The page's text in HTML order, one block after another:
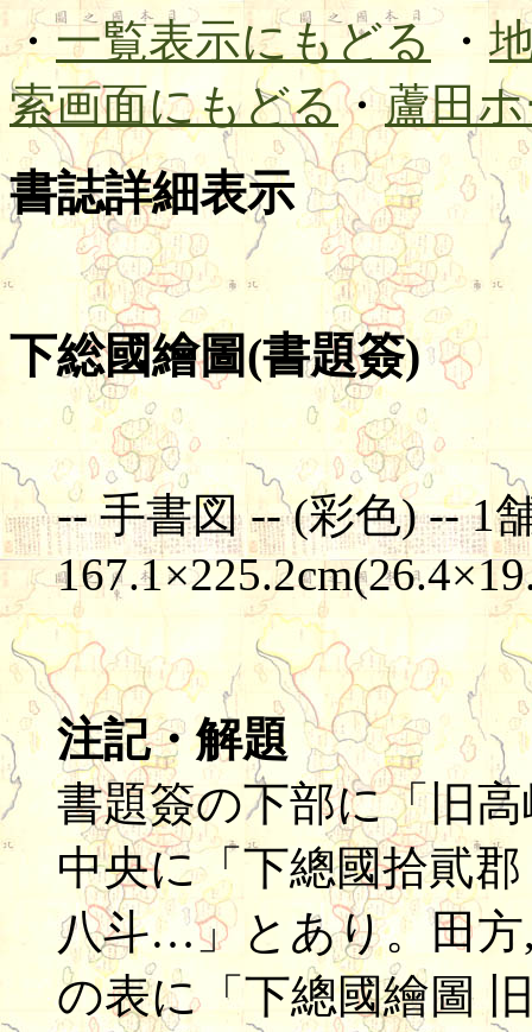
・一覧表示にもどる・
索画面にもどる・蘆田
書誌詳細表示
下総國繪圖(書題簽)
-- 手書図 -- (彩色) -- 1
注記・解題
書題簽の下部に「旧
中央に「下總國拾貮
八斗…」とあり。田
の表に「下總國繪圖